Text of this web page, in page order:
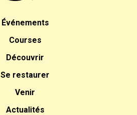
Événements
Courses
Découvrir
Se restaurer
Venir
Actualités